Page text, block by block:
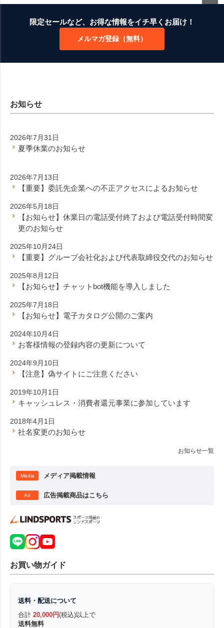
限定セールなど、お得な情報をイチ早くお届け！
メルマガ登録（無料）
お知らせ
2026年7月31日
夏季休業のお知らせ
2026年7月13日
【重要】委託先企業への不正アクセスによるお知らせ
2026年5月18日
【お知らせ】休業日の電話受付終了および電話受付時間変
更のお知らせ
2025年10月24日
【重要】グループ会社化および代表取締役交代のお知らせ
2025年8月12日
【お知らせ】チャットbot機能を導入しました
2025年7月18日
【お知らせ】電子カタログ公開のご案内
2024年10月4日
お客様情報の登録内容の更新について
2024年9月10日
【注意】偽サイトにご注意ください
2019年10月1日
キャッシュレス・消費者還元事業に参加しています
2018年4月1日
社名変更のお知らせ
お知らせ一覧
Media メディア掲載情報
Ad 広告掲載商品はこちら
お買い物ガイド
送料・配送について
合計 20,000円(税込)以上で
送料無料